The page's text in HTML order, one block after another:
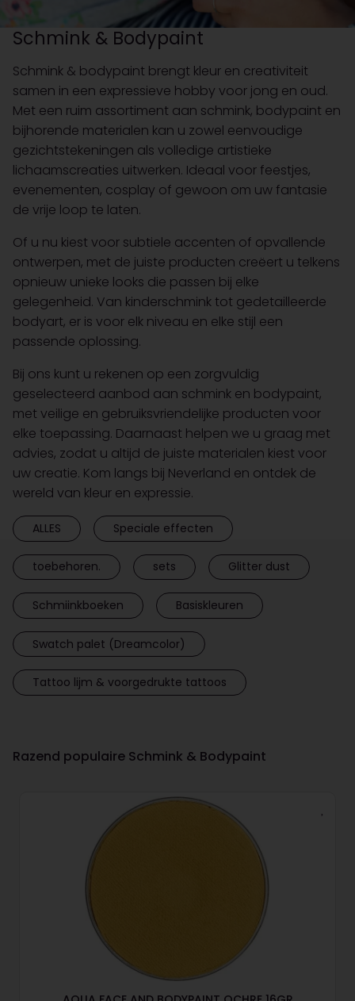
Schmink & Bodypaint
Schmink & bodypaint brengt kleur en creativiteit
samen in een expressieve hobby voor jong en oud.
Met een ruim assortiment aan schmink, bodypaint en
bijhorende materialen kan u zowel eenvoudige
gezichtstekeningen als volledige artistieke
lichaamscreaties uitwerken. Ideaal voor feestjes,
evenementen, cosplay of gewoon om uw fantasie
de vrije loop te laten.
Of u nu kiest voor subtiele accenten of opvallende
ontwerpen, met de juiste producten creëert u telkens
opnieuw unieke looks die passen bij elke
gelegenheid. Van kinderschmink tot gedetailleerde
bodyart, er is voor elk niveau en elke stijl een
passende oplossing.
Bij ons kunt u rekenen op een zorgvuldig
geselecteerd aanbod aan schmink en bodypaint,
met veilige en gebruiksvriendelijke producten voor
elke toepassing. Daarnaast helpen we u graag met
advies, zodat u altijd de juiste materialen kiest voor
uw creatie. Kom langs bij Neverland en ontdek de
wereld van kleur en expressie.
ALLES Speciale effecten
toebehoren. sets Glitter dust
Schmiinkboeken Basiskleuren
Swatch palet (Dreamcolor)
Tattoo lijm & voorgedrukte tattoos
Razend populaire Schmink & Bodypaint